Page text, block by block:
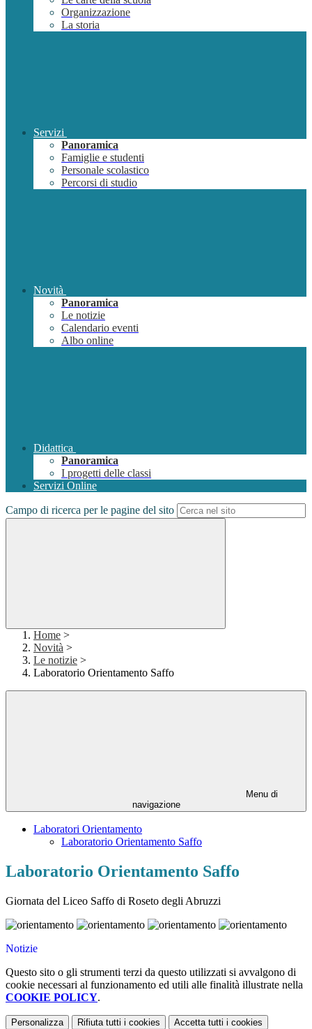
Organizzazione
La storia
Servizi
Panoramica
Famiglie e studenti
Personale scolastico
Percorsi di studio
Novità
Panoramica
Le notizie
Calendario eventi
Albo online
Didattica
Panoramica
I progetti delle classi
Servizi Online
Campo di ricerca per le pagine del sito
Home >
Novità >
Le notizie >
Laboratorio Orientamento Saffo
Menu di
navigazione
Laboratori Orientamento
Laboratorio Orientamento Saffo
Laboratorio Orientamento Saffo
Giornata del Liceo Saffo di Roseto degli Abruzzi
Notizie
Questo sito o gli strumenti terzi da questo utilizzati si avvalgono di
cookie necessari al funzionamento ed utili alle finalità illustrate nella
COOKIE POLICY.
Personalizza Rifiuta tutti i cookies Accetta tutti i cookies